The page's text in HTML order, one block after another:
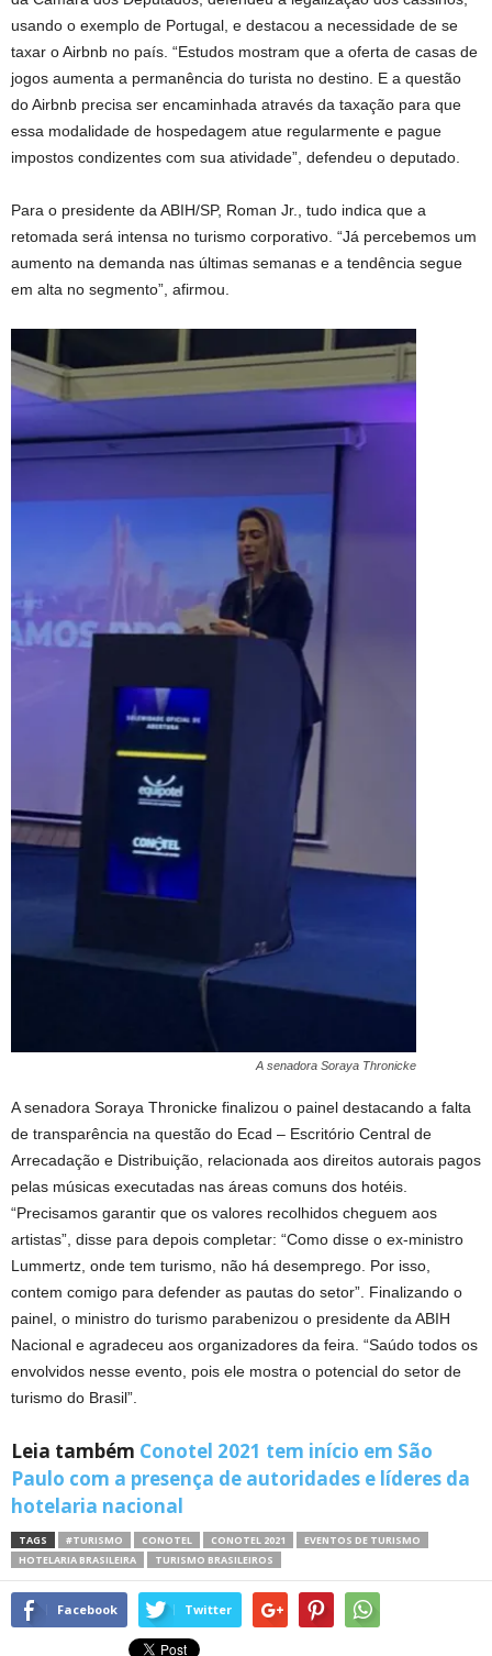
usando o exemplo de Portugal, e destacou a necessidade de se
taxar o Airbnb no país. “Estudos mostram que a oferta de casas de
jogos aumenta a permanência do turista no destino. E a questão
do Airbnb precisa ser encaminhada através da taxação para que
essa modalidade de hospedagem atue regularmente e pague
impostos condizentes com sua atividade”, defendeu o deputado.
Para o presidente da ABIH/SP, Roman Jr., tudo indica que a
retomada será intensa no turismo corporativo. “Já percebemos um
aumento na demanda nas últimas semanas e a tendência segue
em alta no segmento”, afirmou.
A senadora Soraya Thronicke
A senadora Soraya Thronicke finalizou o painel destacando a falta
de transparência na questão do Ecad – Escritório Central de
Arrecadação e Distribuição, relacionada aos direitos autorais pagos
pelas músicas executadas nas áreas comuns dos hotéis.
“Precisamos garantir que os valores recolhidos cheguem aos
artistas”, disse para depois completar: “Como disse o ex-ministro
Lummertz, onde tem turismo, não há desemprego. Por isso,
contem comigo para defender as pautas do setor”. Finalizando o
painel, o ministro do turismo parabenizou o presidente da ABIH
Nacional e agradeceu aos organizadores da feira. “Saúdo todos os
envolvidos nesse evento, pois ele mostra o potencial do setor de
turismo do Brasil”.
Leia também Conotel 2021 tem início em São
Paulo com a presença de autoridades e líderes da
hotelaria nacional
TAGS #TURISMO CONOTEL CONOTEL 2021
EVENTOS DE TURISMO
HOTELARIA BRASILEIRA
TURISMO BRASILEIROS
Facebook Twitter